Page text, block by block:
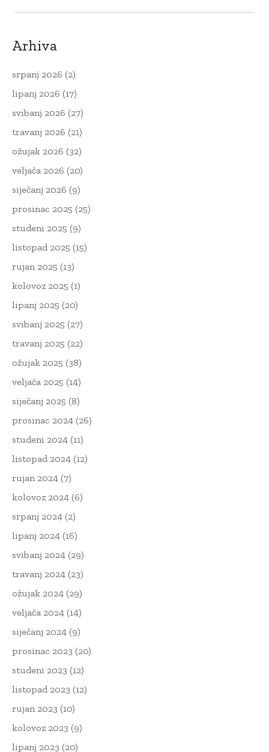
Arhiva
srpanj 2026 (2)
lipanj 2026 (17)
svibanj 2026 (27)
travanj 2026 (21)
ožujak 2026 (32)
veljača 2026 (20)
siječanj 2026 (9)
prosinac 2025 (25)
studeni 2025 (9)
listopad 2025 (15)
rujan 2025 (13)
kolovoz 2025 (1)
lipanj 2025 (20)
svibanj 2025 (27)
travanj 2025 (22)
ožujak 2025 (38)
veljača 2025 (14)
siječanj 2025 (8)
prosinac 2024 (26)
studeni 2024 (11)
listopad 2024 (12)
rujan 2024 (7)
kolovoz 2024 (6)
srpanj 2024 (2)
lipanj 2024 (16)
svibanj 2024 (29)
travanj 2024 (23)
ožujak 2024 (29)
veljača 2024 (14)
siječanj 2024 (9)
prosinac 2023 (20)
studeni 2023 (12)
listopad 2023 (12)
rujan 2023 (10)
kolovoz 2023 (9)
lipanj 2023 (20)